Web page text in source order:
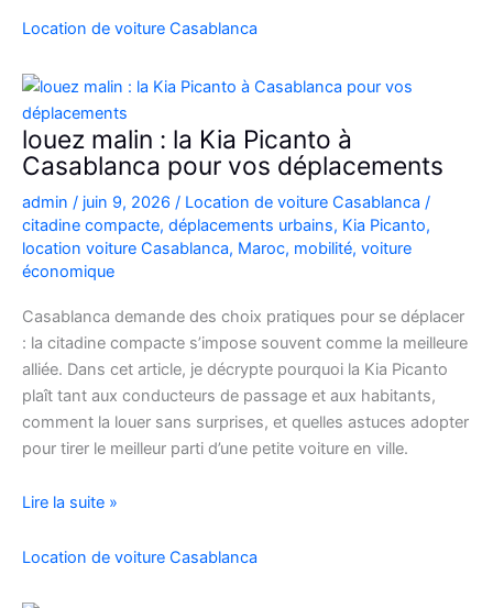
voiture
C3
à
Casablanca
Location de voiture Casablanca
louez malin : la Kia Picanto à
Casablanca pour vos déplacements
admin / juin 9, 2026 / Location de voiture Casablanca /
citadine compacte, déplacements urbains, Kia Picanto,
location voiture Casablanca, Maroc, mobilité, voiture
économique
Casablanca demande des choix pratiques pour se déplacer
: la citadine compacte s’impose souvent comme la meilleure
alliée. Dans cet article, je décrypte pourquoi la Kia Picanto
plaît tant aux conducteurs de passage et aux habitants,
comment la louer sans surprises, et quelles astuces adopter
pour tirer le meilleur parti d’une petite voiture en ville.
louez
:
Lire la suite »
Location de voiture Casablanca